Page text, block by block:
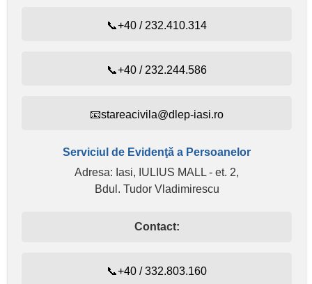
📞+40 / 232.410.314
📞+40 / 232.244.586
📧stareacivila@dlep-iasi.ro
Serviciul de Evidenţă a Persoanelor
Adresa: Iasi, IULIUS MALL - et. 2,
Bdul. Tudor Vladimirescu
Contact:
📞+40 / 332.803.160